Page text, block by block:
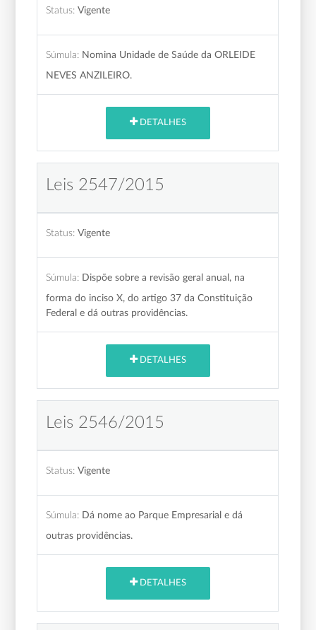
Status: Vigente
Súmula: Nomina Unidade de Saúde da ORLEIDE
NEVES ANZILEIRO.
DETALHES
Leis 2547/2015
Status: Vigente
Súmula: Dispõe sobre a revisão geral anual, na
forma do inciso X, do artigo 37 da Constituição
Federal e dá outras providências.
DETALHES
Leis 2546/2015
Status: Vigente
Súmula: Dá nome ao Parque Empresarial e dá
outras providências.
DETALHES